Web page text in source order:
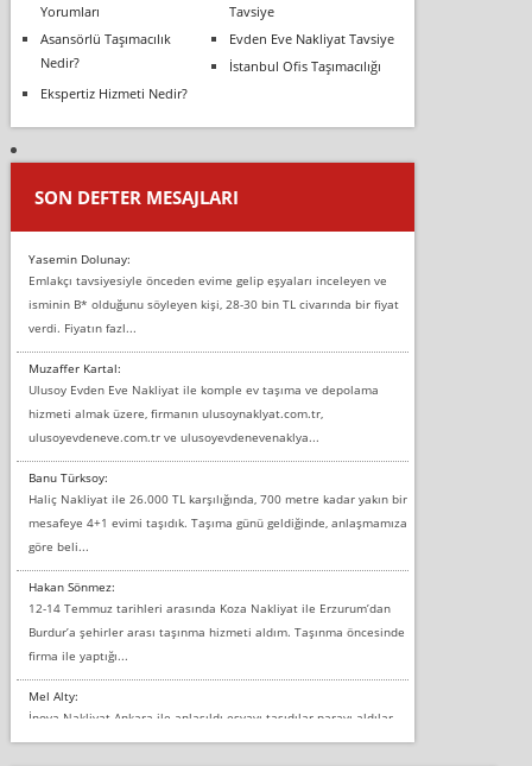
Yorumları
Tavsiye
Asansörlü Taşımacılık
Nedir?
Evden Eve Nakliyat Tavsiye
İstanbul Ofis Taşımacılığı
Ekspertiz Hizmeti Nedir?
SON DEFTER MESAJLARI
Yasemin Dolunay:
Emlakçı tavsiyesiyle önceden evime gelip eşyaları inceleyen ve
isminin B* olduğunu söyleyen kişi, 28-30 bin TL civarında bir fiyat
verdi. Fiyatın fazl...
Muzaffer Kartal:
Ulusoy Evden Eve Nakliyat ile komple ev taşıma ve depolama
hizmeti almak üzere, firmanın ulusoynaklyat.com.tr,
ulusoyevdeneve.com.tr ve ulusoyevdenevenaklya...
Banu Türksoy:
Haliç Nakliyat ile 26.000 TL karşılığında, 700 metre kadar yakın bir
mesafeye 4+1 evimi taşıdık. Taşıma günü geldiğinde, anlaşmamıza
göre beli...
Hakan Sönmez:
12-14 Temmuz tarihleri arasında Koza Nakliyat ile Erzurum’dan
Burdur’a şehirler arası taşınma hizmeti aldım. Taşınma öncesinde
firma ile yaptığı...
Mel Alty:
İnova Nakliyat Ankara ile anlaşıldı eşyayı taşıdılar parayı aldılar.
Salon duvarına bir baktım birisi boydan alüminyum renkli bantı